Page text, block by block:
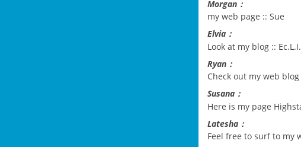
Morgan：
my web page :: Sue
Elvia：
Look at my blog ::
Ryan：
Check out my web blog
Susana：
Here is my page
Latesha：
Feel free to surf to my